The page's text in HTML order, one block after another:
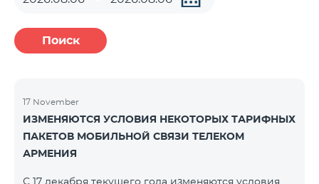
Поиск
17 November
ИЗМЕНЯЮТСЯ УСЛОВИЯ НЕКОТОРЫХ ТАРИФНЫХ
ПАКЕТОВ МОБИЛЬНОЙ СВЯЗИ ТЕЛЕКОМ
АРМЕНИЯ
С 17 декабря текущего года изменяются условия